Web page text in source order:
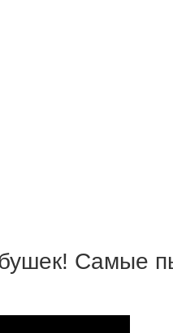
Самые